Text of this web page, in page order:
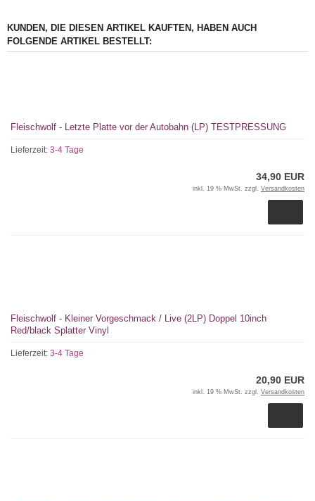
KUNDEN, DIE DIESEN ARTIKEL KAUFTEN, HABEN AUCH
FOLGENDE ARTIKEL BESTELLT:
Fleischwolf - Letzte Platte vor der Autobahn (LP) TESTPRESSUNG
Lieferzeit: 3-4 Tage
34,90 EUR
inkl. 19 % MwSt. zzgl. Versandkosten
Fleischwolf - Kleiner Vorgeschmack / Live (2LP) Doppel 10inch
Red/black Splatter Vinyl
Lieferzeit: 3-4 Tage
20,90 EUR
inkl. 19 % MwSt. zzgl. Versandkosten